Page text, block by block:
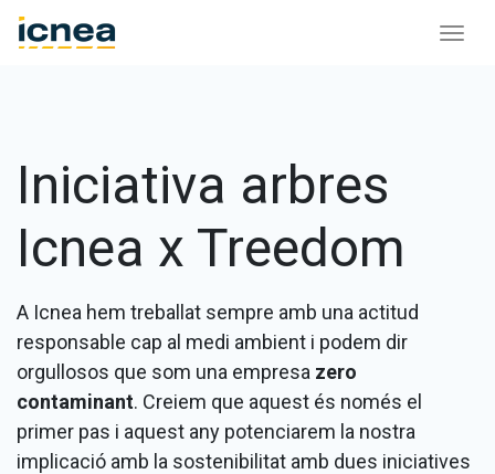
Iniciativa arbres
Icnea x Treedom
A Icnea hem treballat sempre amb una actitud
responsable cap al medi ambient i podem dir
orgullosos que som una empresa zero
contaminant. Creiem que aquest és només el
primer pas i aquest any potenciarem la nostra
implicació amb la sostenibilitat amb dues iniciatives